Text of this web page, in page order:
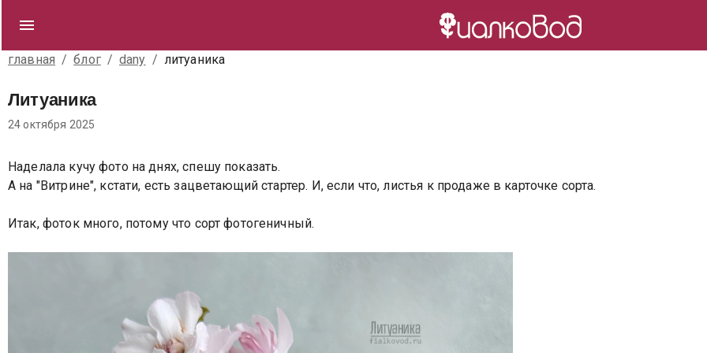
главная / блог / dany / литуаника
Литуаника
24 октября 2025
Наделала кучу фото на днях, спешу показать.
А на "Витрине", кстати, есть зацветающий стартер. И, если что, листья к продаже в карточке сорта.
Итак, фоток много, потому что сорт фотогеничный.